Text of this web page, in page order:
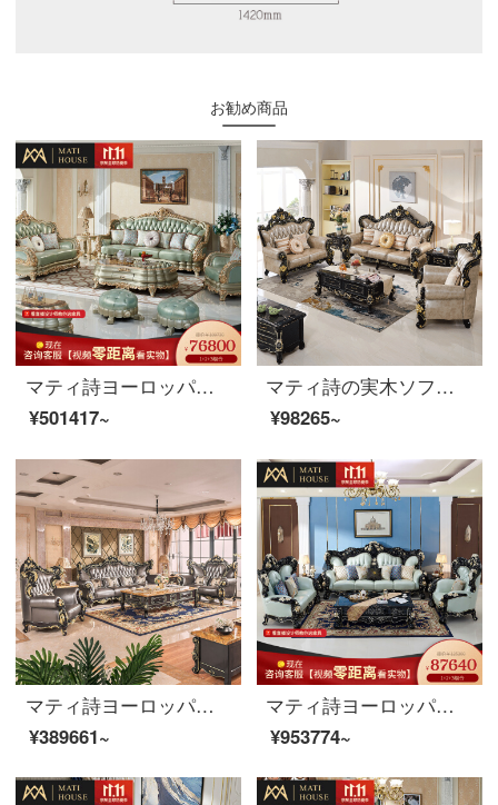
お勧め商品
マティ詩ヨーロッパ式ソファイタリア式軽豪ソファーホテル会所本革ソファ別荘実木家具【フィレンツェシリーズ】手作り金箔ソファ4人
¥501417~
マティ詩の実木ソファクラウン欧式ソファ豪華新古典中大型ソファーリビング家具【欧式黒古典】実木本革ソファ貴妃位
¥98265~
マティ詩ヨーロッパ式ソファ別荘軽奢ソファ実木ソファ四人の皮芸ソファー説明金家具クラシック黒牛ソファ124セット
¥389661~
マティ詩ヨーロッパアメリカ式の古典的な中国式の木のソファーは客を歓迎します。松客間ホテル会議場の真皮の家具は富貴です。
¥953774~